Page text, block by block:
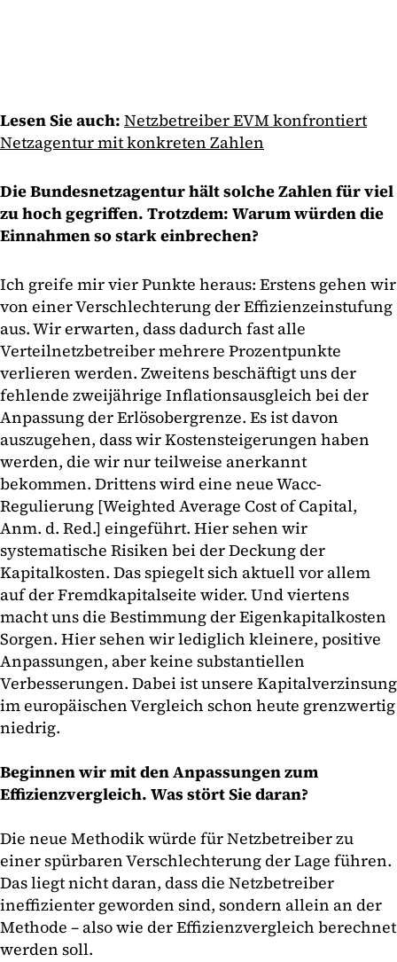
Lesen Sie auch: Netzbetreiber EVM konfrontiert
Netzagentur mit konkreten Zahlen
Die Bundesnetzagentur hält solche Zahlen für viel
zu hoch gegriffen. Trotzdem: Warum würden die
Einnahmen so stark einbrechen?
Ich greife mir vier Punkte heraus: Erstens gehen wir
von einer Verschlechterung der Effizienzeinstufung
aus. Wir erwarten, dass dadurch fast alle
Verteilnetzbetreiber mehrere Prozentpunkte
verlieren werden. Zweitens beschäftigt uns der
fehlende zweijährige Inflationsausgleich bei der
Anpassung der Erlösobergrenze. Es ist davon
auszugehen, dass wir Kostensteigerungen haben
werden, die wir nur teilweise anerkannt
bekommen. Drittens wird eine neue Wacc-
Regulierung [Weighted Average Cost of Capital,
Anm. d. Red.] eingeführt. Hier sehen wir
systematische Risiken bei der Deckung der
Kapitalkosten. Das spiegelt sich aktuell vor allem
auf der Fremdkapitalseite wider. Und viertens
macht uns die Bestimmung der Eigenkapitalkosten
Sorgen. Hier sehen wir lediglich kleinere, positive
Anpassungen, aber keine substantiellen
Verbesserungen. Dabei ist unsere Kapitalverzinsung
im europäischen Vergleich schon heute grenzwertig
niedrig.
Beginnen wir mit den Anpassungen zum
Effizienzvergleich. Was stört Sie daran?
Die neue Methodik würde für Netzbetreiber zu
einer spürbaren Verschlechterung der Lage führen.
Das liegt nicht daran, dass die Netzbetreiber
ineffizienter geworden sind, sondern allein an der
Methode – also wie der Effizienzvergleich berechnet
werden soll.